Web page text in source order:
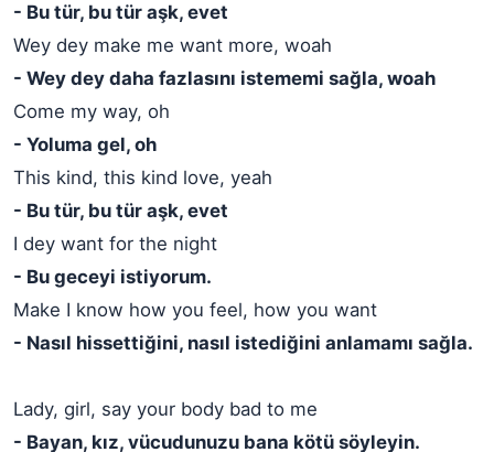
- Bu tür, bu tür aşk, evet
Wey dey make me want more, woah
- Wey dey daha fazlasını istememi sağla, woah
Come my way, oh
- Yoluma gel, oh
This kind, this kind love, yeah
- Bu tür, bu tür aşk, evet
I dey want for the night
- Bu geceyi istiyorum.
Make I know how you feel, how you want
- Nasıl hissettiğini, nasıl istediğini anlamamı sağla.
Lady, girl, say your body bad to me
- Bayan, kız, vücudunuzu bana kötü söyleyin.